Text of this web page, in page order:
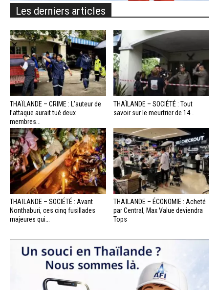
Les derniers articles
THAÏLANDE – CRIME : L’auteur de
l’attaque aurait tué deux
membres...
THAÏLANDE – SOCIÉTÉ : Tout
savoir sur le meurtrier de 14...
THAÏLANDE – SOCIÉTÉ : Avant
Nonthaburi, ces cinq fusillades
majeures qui...
THAÏLANDE – ÉCONOMIE : Acheté
par Central, Max Value deviendra
Tops